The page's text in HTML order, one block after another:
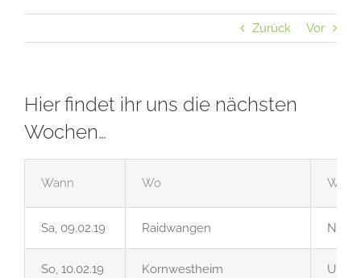
Zurück Vor
Hier findet ihr uns die nächsten
Wochen…
Wann Wo Was
Sa, 09.02.19 Raidwangen
So, 10.02.19 Kornwestheim